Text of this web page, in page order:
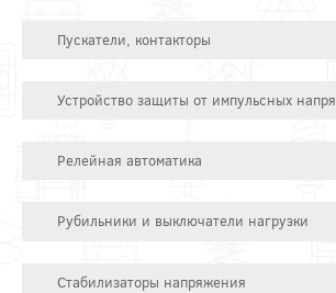
Пускатели, контакторы
Устройство защиты от импульсных
Релейная автоматика
Рубильники и выключатели нагрузки
Стабилизаторы напряжения